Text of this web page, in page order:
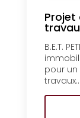
Projet
B.E.T.
pour